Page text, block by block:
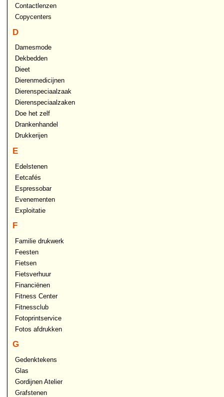
Contactlenzen
Copycenters
D
Damesmode
Dekbedden
Dieet
Dierenmedicijnen
Dierenspeciaalzaak
Dierenspeciaalzaken
Doe het zelf
Drankenhandel
Drukkerijen
E
Edelstenen
Eetcafés
Espressobar
Evenementen
Exploitatie
F
Familie drukwerk
Feesten
Fietsen
Fietsverhuur
Financiënen
Fitness Center
Fitnessclub
Fotoprintservice
Fotos afdrukken
G
Gedenktekens
Glas
Gordijnen Atelier
Grafstenen